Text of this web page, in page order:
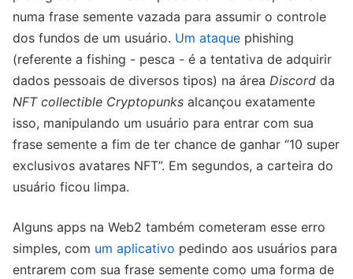
numa frase semente vazada para assumir o controle
dos fundos de um usuário. Um ataque phishing
(referente a fishing - pesca - é a tentativa de adquirir
dados pessoais de diversos tipos) na área Discord da
NFT collectible Cryptopunks alcançou exatamente
isso, manipulando um usuário para entrar com sua
frase semente a fim de ter chance de ganhar “10 super
exclusivos avatares NFT”. Em segundos, a carteira do
usuário ficou limpa.
Alguns apps na Web2 também cometeram esse erro
simples, com um aplicativo pedindo aos usuários para
entrarem com sua frase semente como uma forma de